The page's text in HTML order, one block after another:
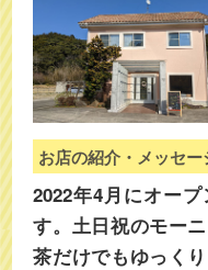
お店の紹介・メッセー
2022年4月にオー
す。土日祝のモー
茶だけでもゆっく